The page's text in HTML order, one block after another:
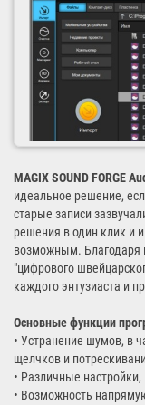
MAGIX SOUND FORGE
идеальное решение,
старые записи
решения в один клик и
возможным. Благодаря
"цифрового
каждого энтузиаста и
Основные функции
• Устранение шумов, в
щелчков и
• Различные
• Возможность